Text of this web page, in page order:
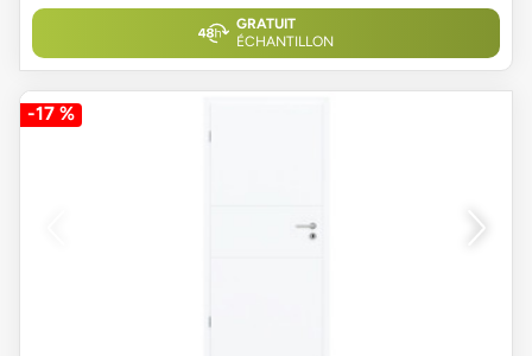
GRATUIT
ÉCHANTILLON
-17 %